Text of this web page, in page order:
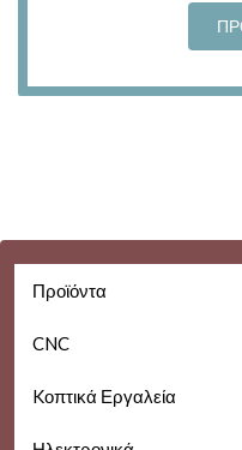
Προϊόντα
CNC
Kοπτικά Εργαλεία